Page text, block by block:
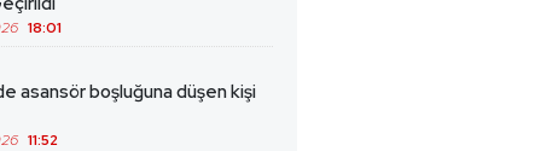
18:01
asansör boşluğuna düşen kişi
11:52